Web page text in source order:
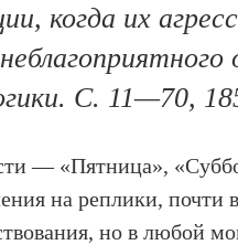
когда их
С. 11—70,
— «Пятница»,
на реплики, почти
но в любой